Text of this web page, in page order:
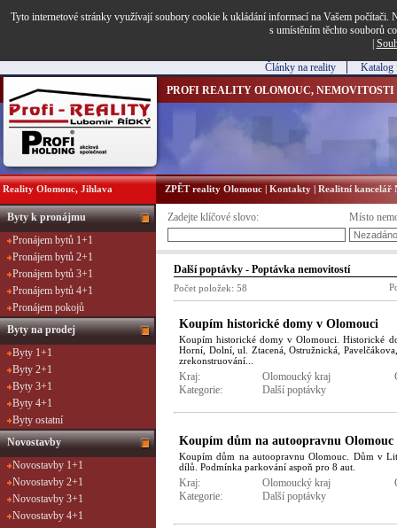
Tyto internetové stránky využívají soubory cookie k ukládání informací na Vašem počítači.
s umístěním těchto souborů
Články na reality
Katalog
PROFI REALITY OLOMOUC, NEMOVITOSTI
Reality Olomouc, Jihlava ZPĚT reality Olomouc | Kontakty | Realitní kancelář
Byty k pronájmu
Pronájem bytů 1+1
Pronájem bytů 2+1
Pronájem bytů 3+1
Pronájem bytů 4+1
Pronájem pokojů
Byty na prodej
Byty 1+1
Byty 2+1
Byty 3+1
Byty 4+1
Byty ostatní
Novostavby
Novostavby 1+1
Novostavby 2+1
Novostavby 3+1
Novostavby 4+1
Zadejte klíčové slovo: Místo
Další poptávky - Poptávka nemovitostí
Počet položek: 58
Koupím historické domy v Olomouci
Koupím historické domy v Olomouci. Historické
Horní, Dolní, ul. Ztacená, Ostružnická,
zrekonstruování...
Kraj: Olomoucký kraj
Kategorie:
Další poptávky
Koupím dům na autoopravnu Olomouc
Koupím dům na autoopravnu Olomouc. Dům v
dílů. Podmínka parkování aspoň pro 8 aut.
Kraj: Olomoucký kraj
Kategorie:
Další poptávky